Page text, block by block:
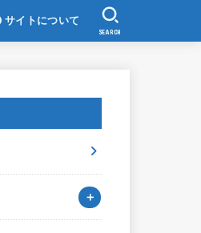
サイトについて
SEARCH